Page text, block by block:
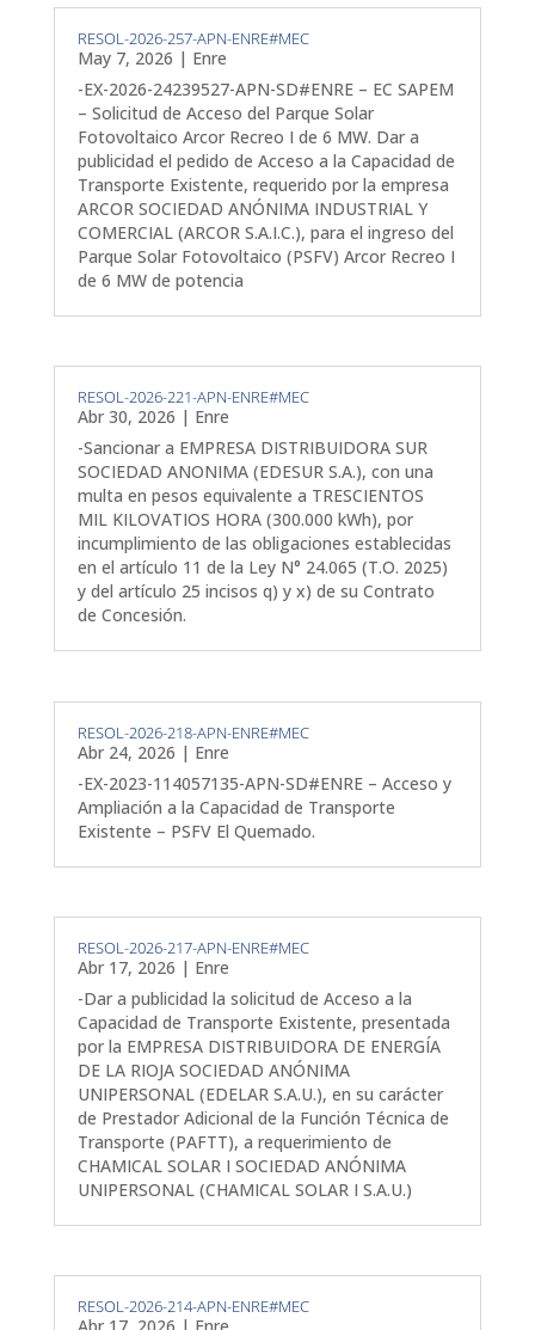
RESOL-2026-257-APN-ENRE#MEC
May 7, 2026 | Enre
-EX-2026-24239527-APN-SD#ENRE – EC SAPEM
– Solicitud de Acceso del Parque Solar
Fotovoltaico Arcor Recreo I de 6 MW. Dar a
publicidad el pedido de Acceso a la Capacidad de
Transporte Existente, requerido por la empresa
ARCOR SOCIEDAD ANÓNIMA INDUSTRIAL Y
COMERCIAL (ARCOR S.A.I.C.), para el ingreso del
Parque Solar Fotovoltaico (PSFV) Arcor Recreo I
de 6 MW de potencia
RESOL-2026-221-APN-ENRE#MEC
Abr 30, 2026 | Enre
-Sancionar a EMPRESA DISTRIBUIDORA SUR
SOCIEDAD ANONIMA (EDESUR S.A.), con una
multa en pesos equivalente a TRESCIENTOS
MIL KILOVATIOS HORA (300.000 kWh), por
incumplimiento de las obligaciones establecidas
en el artículo 11 de la Ley N° 24.065 (T.O. 2025)
y del artículo 25 incisos q) y x) de su Contrato
de Concesión.
RESOL-2026-218-APN-ENRE#MEC
Abr 24, 2026 | Enre
-EX-2023-114057135-APN-SD#ENRE – Acceso y
Ampliación a la Capacidad de Transporte
Existente – PSFV El Quemado.
RESOL-2026-217-APN-ENRE#MEC
Abr 17, 2026 | Enre
-Dar a publicidad la solicitud de Acceso a la
Capacidad de Transporte Existente, presentada
por la EMPRESA DISTRIBUIDORA DE ENERGÍA
DE LA RIOJA SOCIEDAD ANÓNIMA
UNIPERSONAL (EDELAR S.A.U.), en su carácter
de Prestador Adicional de la Función Técnica de
Transporte (PAFTT), a requerimiento de
CHAMICAL SOLAR I SOCIEDAD ANÓNIMA
UNIPERSONAL (CHAMICAL SOLAR I S.A.U.)
RESOL-2026-214-APN-ENRE#MEC